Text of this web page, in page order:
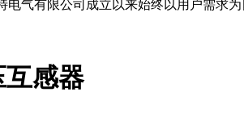
电气有限公司成立以来始终以用户需求
互感器